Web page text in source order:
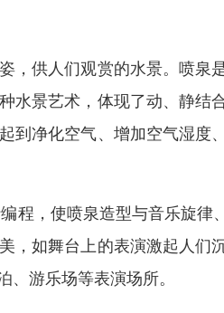
，供人们观赏的水景。喷泉
水景艺术，体现了动、静结
到净化空气、增加空气湿度
程，使喷泉造型与音乐旋律
，如舞台上的表演激起人们
游乐场等表演场所。